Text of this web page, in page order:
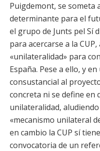
Puigdemont, se someta
determinante para el
el grupo de Junts pel Sí
para acercarse a la
«unilateralidad» para
España. Pese a ello, y
consustancial al
concreta ni se define en
unilateralidad,
«mecanismo unilateral
en cambio la CUP sí
convocatoria de un